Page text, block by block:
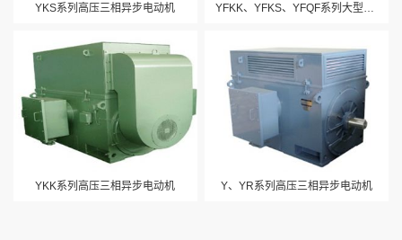
YKS系列高压三相异步电动机
YKK系列高压三相异步电动机 Y、YR系列高压三相异步电动机